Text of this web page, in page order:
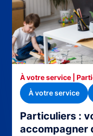
Particuliers :
accompagner
À votre service |
À votre service